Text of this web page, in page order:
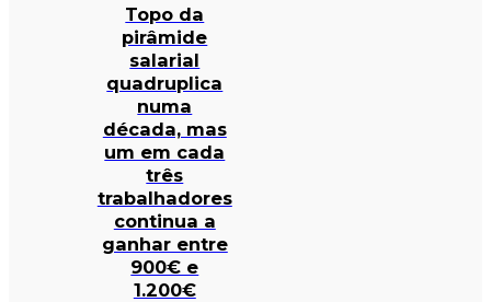
Topo da
pirâmide
salarial
quadruplica
numa
década, mas
um em cada
três
trabalhadores
continua a
ganhar entre
900€ e
1.200€